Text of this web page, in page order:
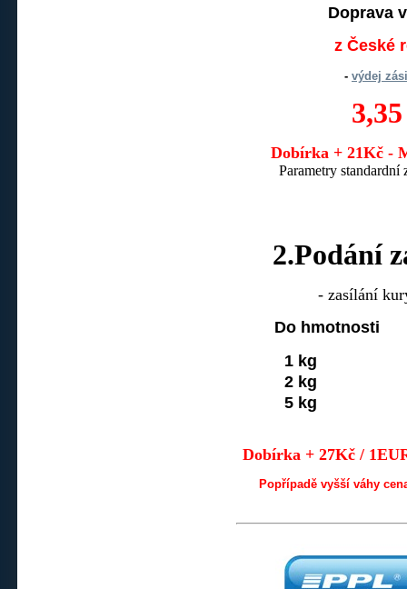
Doprava
z České
- výdej
Dobírka + 21Kč -
Parametry standardní
2.Podání
- zasílání
Do
1 kg
2 kg
5 kg
Dobírka + 27Kč /
Popřípadě vyšší váhy